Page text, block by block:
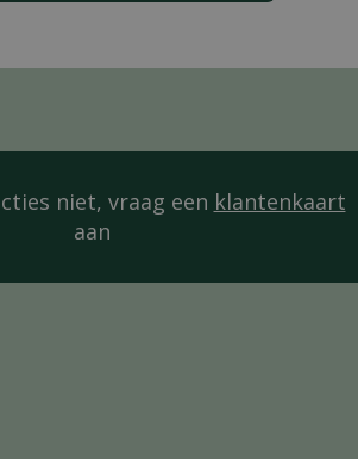
niet, vraag een klantenkaart
aan